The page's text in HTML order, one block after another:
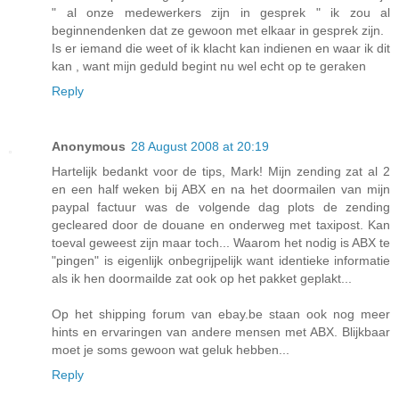
" al onze medewerkers zijn in gesprek " ik zou al
beginnendenken dat ze gewoon met elkaar in gesprek zijn.
Is er iemand die weet of ik klacht kan indienen en waar ik dit
kan , want mijn geduld begint nu wel echt op te geraken
Reply
Anonymous 28 August 2008 at 20:19
Hartelijk bedankt voor de tips, Mark! Mijn zending zat al 2
en een half weken bij ABX en na het doormailen van mijn
paypal factuur was de volgende dag plots de zending
gecleared door de douane en onderweg met taxipost. Kan
toeval geweest zijn maar toch... Waarom het nodig is ABX te
"pingen" is eigenlijk onbegrijpelijk want identieke informatie
als ik hen doormailde zat ook op het pakket geplakt...
Op het shipping forum van ebay.be staan ook nog meer
hints en ervaringen van andere mensen met ABX. Blijkbaar
moet je soms gewoon wat geluk hebben...
Reply